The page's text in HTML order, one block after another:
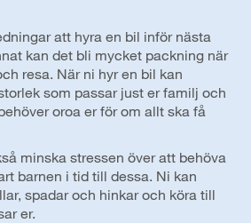
att hyra en bil inför nästa
kan det bli mycket packning när
resa. När ni hyr en bil kan
som passar just er familj och
oroa er för om allt ska få
minska stressen över att behöva
barnen i tid till dessa. Ni kan
spadar och hinkar och köra till
er.